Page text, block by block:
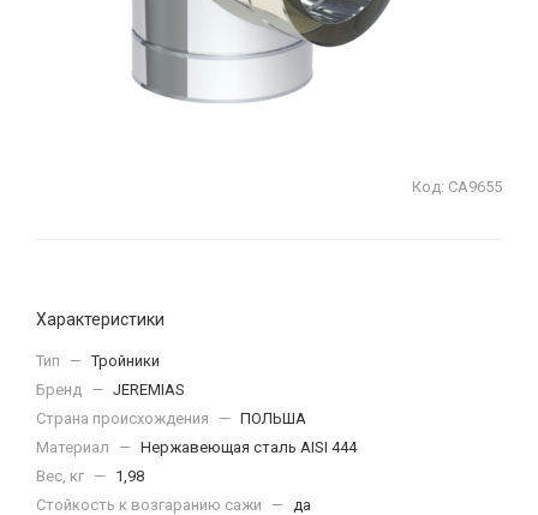
Код: СА9655
Характеристики
Тип — Тройники
Бренд — JEREMIAS
Страна происхождения
— ПОЛЬША
Материал
— Нержавеющая сталь AISI 444
Вес, кг — 1,98
Стойкость к возгаранию сажи
— да